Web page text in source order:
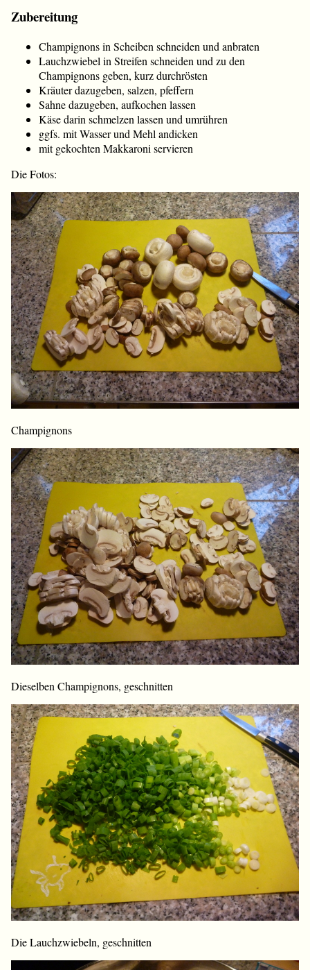
Zubereitung
Champignons in Scheiben schneiden und anbraten
Lauchzwiebel in Streifen schneiden und zu den
Champignons geben, kurz durchrösten
Kräuter dazugeben, salzen, pfeffern
Sahne dazugeben, aufkochen lassen
Käse darin schmelzen lassen und umrühren
ggfs. mit Wasser und Mehl andicken
mit gekochten Makkaroni servieren
Die Fotos:
Champignons
Dieselben Champignons, geschnitten
Die Lauchzwiebeln, geschnitten